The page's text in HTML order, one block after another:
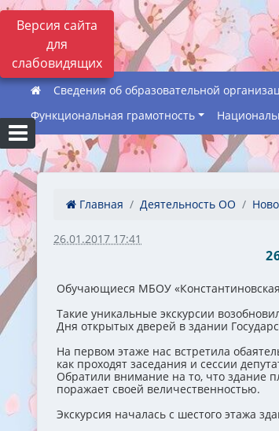
Версия сайта
для
слабовидящих
Сведения об образовательной
Функциональная грамотность
Главная Деятельность ОО
26.01.2017 17:41
Обучающиеся МБОУ «Константиновская
Такие уникальные экскурсии
Дня открытых дверей в здании
На первом этаже нас встретила
как проходят заседания и сессии
Обратили внимание на то, что здание
поражает своей величественностью.
Экскурсия началась с шестого этажа